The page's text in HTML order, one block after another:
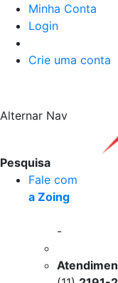
Minha Conta
Login
Crie uma conta
Alternar Nav
Pesquisa
Fale com
a Zoing
-